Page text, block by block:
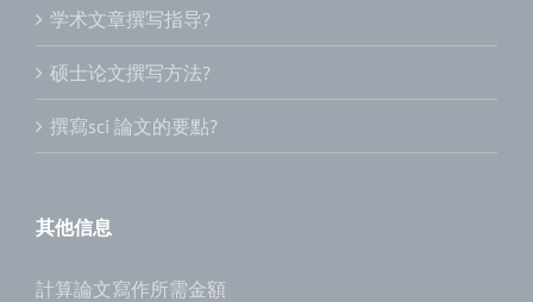
学术文章撰写指导?
硕士论文撰写方法?
撰寫sci 論文的要點?
其他信息
計算論文寫作所需金額